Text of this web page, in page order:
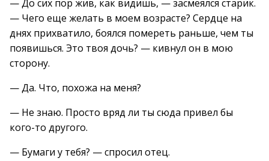
— До сих пор жив, как видишь, — засмеялся старик.
— Чего еще желать в моем возрасте? Сердце на
днях прихватило, боялся помереть раньше, чем ты
появишься. Это твоя дочь? — кивнул он в мою
сторону.
— Да. Что, похожа на меня?
— Не знаю. Просто вряд ли ты сюда привел бы
кого-то другого.
— Бумаги у тебя? — спросил отец.